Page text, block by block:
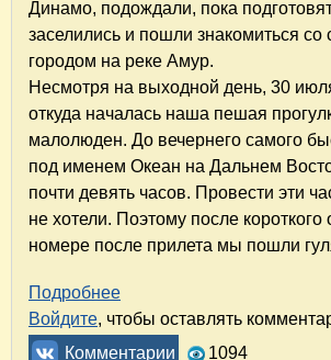
Динамо, подождали, пока
заселились и пошли знакомиться
городом на реке Амур.
Несмотря на выходной день, 30
откуда началась наша пешая
малолюден. До вечернего самого
под именем Океан на Дальнем
почти девять часов. Провести эти
не хотели. Поэтому после короткого
номере после прилета мы пошли
Подробнее
Войдите, чтобы оставлять
Комментарии
1094